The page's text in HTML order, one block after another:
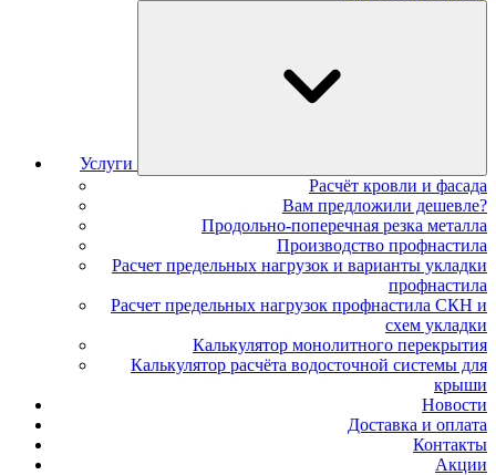
Услуги
Расчёт кровли и фасада
Вам предложили дешевле?
Продольно-поперечная резка металла
Производство профнастила
Расчет предельных нагрузок и варианты укладки
профнастила
Расчет предельных нагрузок профнастила СКН и
схем укладки
Калькулятор монолитного перекрытия
Калькулятор расчёта водосточной системы для
крыши
Новости
Доставка и оплата
Контакты
Акции